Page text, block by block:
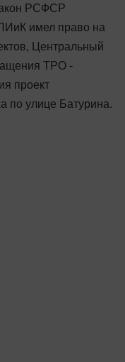
РСФСР
имел право на
Центральный
ТРО
проект
по улице Батурина.